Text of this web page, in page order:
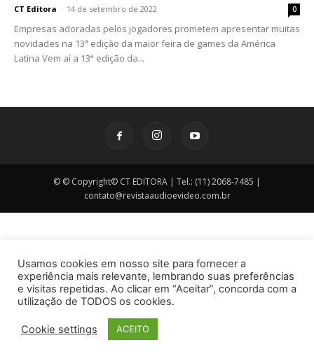
CT Editora - 14 de setembro de 2022 0
Empresas adoradas pelos jogadores prometem apresentar muitas
novidades na 13ª edição da maior feira de games da América
Latina Vem aí a 13ª edição da...
© © Copyright© CT EDITORA | Tel.: (11) 2068-7485 |
contato@revistaaudioevideo.com.br
Usamos cookies em nosso site para fornecer a
experiência mais relevante, lembrando suas preferências
e visitas repetidas. Ao clicar em “Aceitar”, concorda com a
utilização de TODOS os cookies.
Cookie settings ACEITO